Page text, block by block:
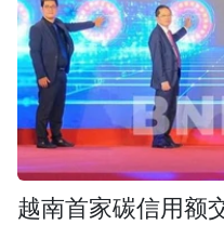
越南首家碳信用额